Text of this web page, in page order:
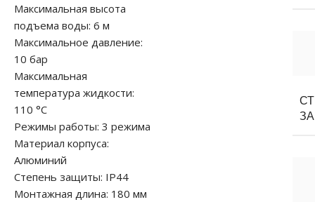
Максимальная высота
подъема воды: 6 м
Максимальное давление:
10 бар
Максимальная
температура жидкости:
110 °С
Режимы работы: 3 режима
Материал корпуса:
Алюминий
Степень защиты: IP44
Монтажная длина: 180 мм